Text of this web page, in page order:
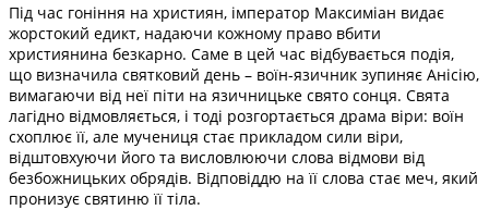
Під час гоніння на християн, імператор Максиміан видає
жорстокий едикт, надаючи кожному право вбити
християнина безкарно. Саме в цей час відбувається подія,
що визначила святковий день – воїн-язичник зупиняє Анісію,
вимагаючи від неї піти на язичницьке свято сонця. Свята
лагідно відмовляється, і тоді розгортається драма віри: воїн
схоплює її, але мучениця стає прикладом сили віри,
відштовхуючи його та висловлюючи слова відмови від
безбожницьких обрядів. Відповіддю на її слова стає меч, який
пронизує святиню її тіла.